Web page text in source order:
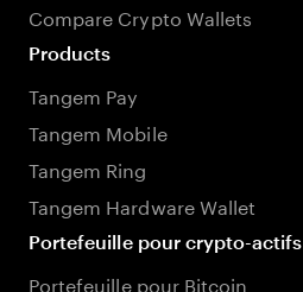
Compare Crypto Wallets
Products
Tangem Pay
Tangem Mobile
Tangem Ring
Tangem Hardware Wallet
Portefeuille pour crypto-actifs
Portefeuille pour Bitcoin